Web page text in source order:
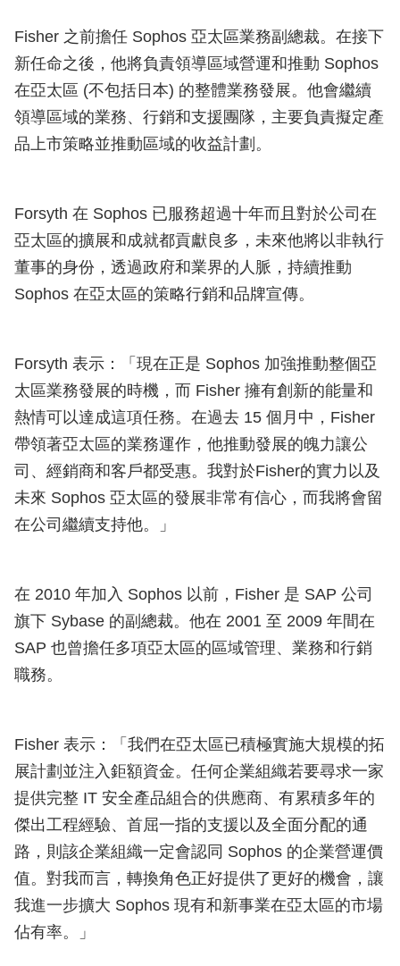
Fisher 之前擔任 Sophos 亞太區業務副總裁。在接下
新任命之後，他將負責領導區域營運和推動 Sophos
在亞太區 (不包括日本) 的整體業務發展。他會繼續
領導區域的業務、行銷和支援團隊，主要負責擬定產
品上市策略並推動區域的收益計劃。
Forsyth 在 Sophos 已服務超過十年而且對於公司在
亞太區的擴展和成就都貢獻良多，未來他將以非執行
董事的身份，透過政府和業界的人脈，持續推動
Sophos 在亞太區的策略行銷和品牌宣傳。
Forsyth 表示：「現在正是 Sophos 加強推動整個亞
太區業務發展的時機，而 Fisher 擁有創新的能量和
熱情可以達成這項任務。在過去 15 個月中，Fisher
帶領著亞太區的業務運作，他推動發展的魄力讓公
司、經銷商和客戶都受惠。我對於Fisher的實力以及
未來 Sophos 亞太區的發展非常有信心，而我將會留
在公司繼續支持他。」
在 2010 年加入 Sophos 以前，Fisher 是 SAP 公司
旗下 Sybase 的副總裁。他在 2001 至 2009 年間在
SAP 也曾擔任多項亞太區的區域管理、業務和行銷
職務。
Fisher 表示：「我們在亞太區已積極實施大規模的拓
展計劃並注入鉅額資金。任何企業組織若要尋求一家
提供完整 IT 安全產品組合的供應商、有累積多年的
傑出工程經驗、首屈一指的支援以及全面分配的通
路，則該企業組織一定會認同 Sophos 的企業營運價
值。對我而言，轉換角色正好提供了更好的機會，讓
我進一步擴大 Sophos 現有和新事業在亞太區的市場
佔有率。」